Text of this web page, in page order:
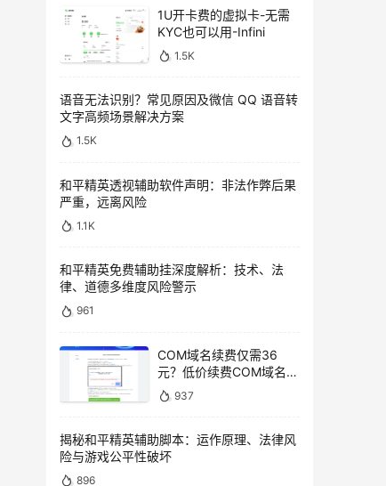
1U开卡费的虚拟卡-无需
KYC也可以用-Infini
1.5K
语音无法识别？常见原因及微信 QQ 语音转
文字高频场景解决方案
1.5K
和平精英透视辅助软件声明：非法作弊后果
严重，远离风险
1.1K
和平精英免费辅助挂深度解析：技术、法
律、道德多维度风险警示
961
COM域名续费仅需36
元？低价续费COM域名教
程 937
揭秘和平精英辅助脚本：运作原理、法律风
险与游戏公平性破坏
896